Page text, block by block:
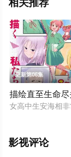
相关推荐
更新第06集
描绘直至生命
女高中生安海相
影视评论